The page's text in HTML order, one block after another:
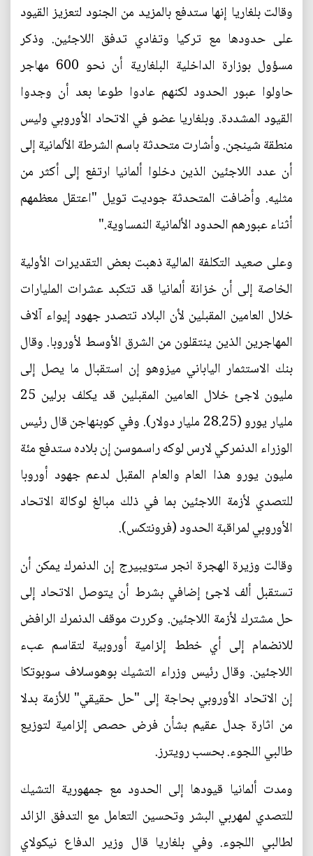
وقالت بلغاريا إنها ستدفع بالمزيد من الجنود لتعزيز القيود
على حدودها مع تركيا وتفادي تدفق اللاجئين. وذكر
مسؤول بوزارة الداخلية البلغارية أن نحو 600 مهاجر
حاولوا عبور الحدود لكنهم عادوا طوعا بعد أن وجدوا
القيود المشددة. وبلغاريا عضو في الاتحاد الأوروبي وليس
منطقة شينجن. وأشارت متحدثة باسم الشرطة الألمانية إلى
أن عدد اللاجئين الذين دخلوا ألمانيا ارتفع إلى أكثر من
مثليه. وأضافت المتحدثة جوديت تويل "اعتقل معظمهم
أثناء عبورهم الحدود الألمانية النمساوية."
وعلى صعيد التكلفة المالية ذهبت بعض التقديرات الأولية
الخاصة إلى أن خزانة ألمانيا قد تتكبد عشرات المليارات
خلال العامين المقبلين لأن البلاد تتصدر جهود إيواء آلاف
المهاجرين الذين ينتقلون من الشرق الأوسط لأوروبا. وقال
بنك الاستثمار الياباني ميزوهو إن استقبال ما يصل إلى
مليون لاجئ خلال العامين المقبلين قد يكلف برلين 25
مليار يورو (28.25 مليار دولار). وفي كوبنهاجن قال رئيس
الوزراء الدنمركي لارس لوكه راسموسن إن بلاده ستدفع مئة
مليون يورو هذا العام والعام المقبل لدعم جهود أوروبا
للتصدي لأزمة اللاجئين بما في ذلك مبالغ لوكالة الاتحاد
الأوروبي لمراقبة الحدود (فرونتكس).
وقالت وزيرة الهجرة انجر ستويبيرج إن الدنمرك يمكن أن
تستقبل ألف لاجئ إضافي بشرط أن يتوصل الاتحاد إلى
حل مشترك لأزمة اللاجئين. وكررت موقف الدنمرك الرافض
للانضمام إلى أي خطط إلزامية أوروبية لتقاسم عبء
اللاجئين. وقال رئيس وزراء التشيك بوهوسلاف سوبوتكا
إن الاتحاد الأوروبي بحاجة إلى "حل حقيقي" للأزمة بدلا
من اثارة جدل عقيم بشأن فرض حصص إلزامية لتوزيع
طالبي اللجوء. بحسب رويترز.
ومدت ألمانيا قيودها إلى الحدود مع جمهورية التشيك
للتصدي لمهربي البشر وتحسين التعامل مع التدفق الزائد
لطالبي اللجوء. وفي بلغاريا قال وزير الدفاع نيكولاي